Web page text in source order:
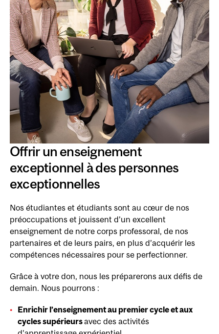
Offrir un enseignement
exceptionnel à des personnes
exceptionnelles
Nos étudiantes et étudiants sont au cœur de nos
préoccupations et jouissent d’un excellent
enseignement de notre corps professoral, de nos
partenaires et de leurs pairs, en plus d’acquérir les
compétences nécessaires pour se perfectionner.
Grâce à votre don, nous les préparerons aux défis de
demain. Nous pourrons :
Enrichir l’enseignement au premier cycle et aux
cycles supérieursavec des activités